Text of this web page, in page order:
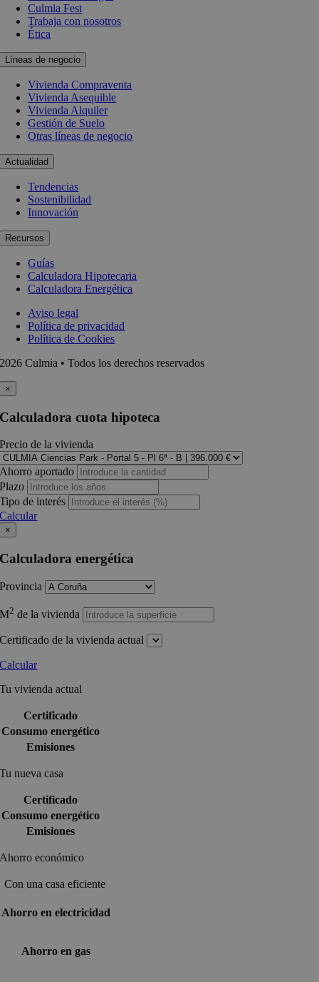
Culmia Fest
Trabaja con nosotros
Ética
Líneas de negocio
Vivienda Compraventa
Vivienda Asequible
Vivienda Alquiler
Gestión de Suelo
Otras líneas de negocio
Actualidad
Tendencias
Sostenibilidad
Innovación
Recursos
Guías
Calculadora Hipotecaria
Calculadora Energética
Aviso legal
Política de privacidad
Política de Cookies
2026 Culmia • Todos los derechos reservados
×
Calculadora cuota hipoteca
Precio de la vivienda
Ahorro aportado
Plazo
Tipo de interés
Calcular
×
Calculadora energética
Provincia
M2 de la vivienda
Certificado de la vivienda actual
Calcular
Tu vivienda actual
Certificado
Consumo energético
Emisiones
Tu nueva casa
Certificado
Consumo energético
Emisiones
Ahorro económico
Con una casa eficiente
Ahorro en electricidad
Ahorro en gas